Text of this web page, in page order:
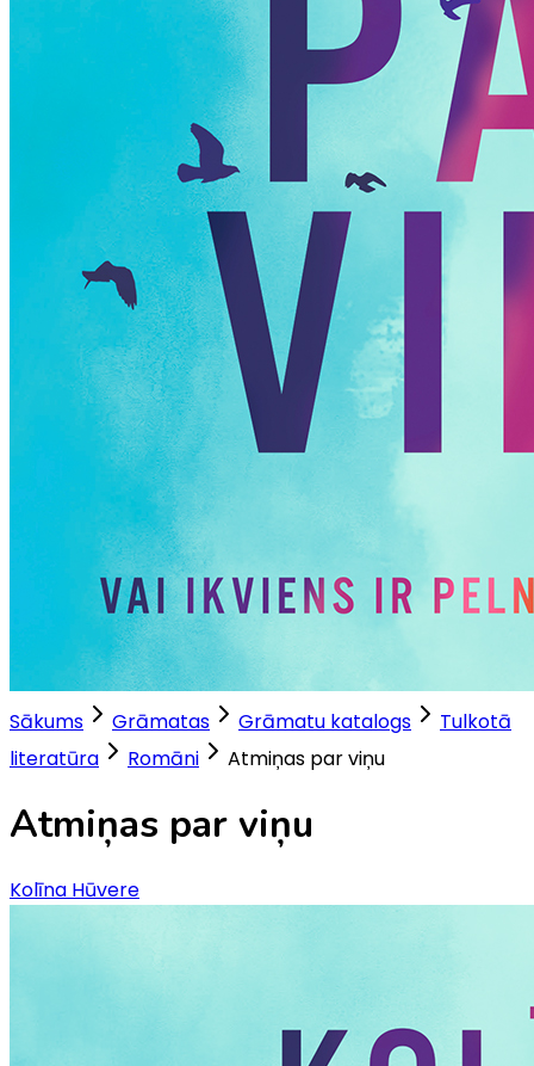
Sākums Grāmatas Grāmatu katalogs
Tulkotā
literatūra
Romāni Atmiņas par viņu
Atmiņas par viņu
Kolīna Hūvere